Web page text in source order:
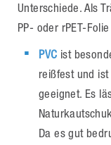
Unterschiede. Als
PP- oder rPET-
PVC ist
reißfest und
geeignet. Es
Da es gut